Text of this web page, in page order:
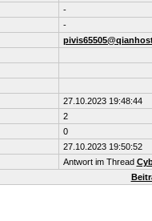
-
-
27.10.2023 19:48:44
2
0
27.10.2023 19:50:52
Antwort im Thread